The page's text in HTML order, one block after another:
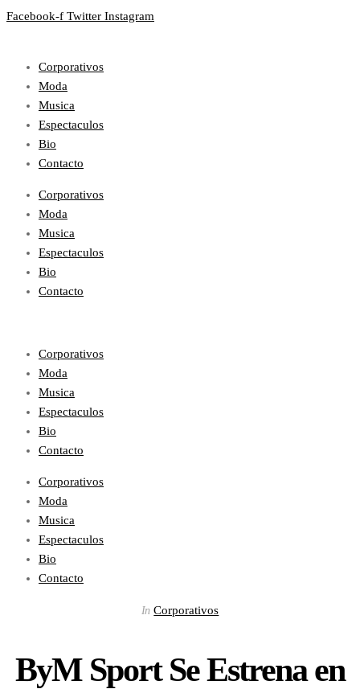
Facebook-f Twitter Instagram
Corporativos
Moda
Musica
Espectaculos
Bio
Contacto
Corporativos
Moda
Musica
Espectaculos
Bio
Contacto
Corporativos
Moda
Musica
Espectaculos
Bio
Contacto
Corporativos
Moda
Musica
Espectaculos
Bio
Contacto
In Corporativos
ByM Sport Se Estrena en